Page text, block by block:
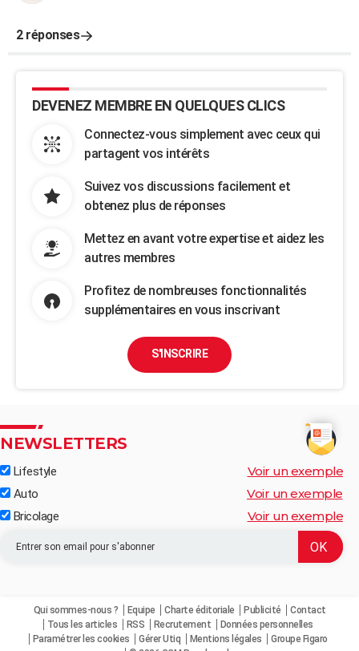
2 réponses
DEVENEZ MEMBRE EN QUELQUES CLICS
Connectez-vous simplement avec ceux qui
partagent vos intérêts
Suivez vos discussions facilement et
obtenez plus de réponses
Mettez en avant votre expertise et aidez les
autres membres
Profitez de nombreuses fonctionnalités
supplémentaires en vous inscrivant
S'INSCRIRE
NEWSLETTERS
Lifestyle Voir un exemple
Auto Voir un exemple
Bricolage Voir un exemple
Qui sommes-nous ? Equipe Charte éditoriale Publicité
Contact
Tous les articles
RSS Recrutement
Données personnelles
Paramétrer les cookies
Gérer Utiq Mentions légales
Groupe Figaro